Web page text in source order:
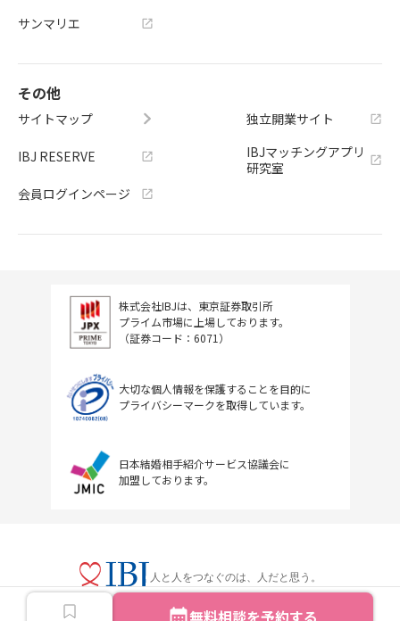
無料相談を予約する
サンマリエ
その他
サイトマップ
IBJ RESERVE
会員ログインページ
独立開業サイト
IBJマッチングアプリ
研究室
株式会社IBJは、東京証券取引所
プライム市場に上場しております。
（証券コード：6071）
大切な個人情報を保護することを目的に
プライバシーマークを取得しています。
日本結婚相手紹介サービス協議会に
加盟しております。
人と人をつなぐのは、人だと思う。